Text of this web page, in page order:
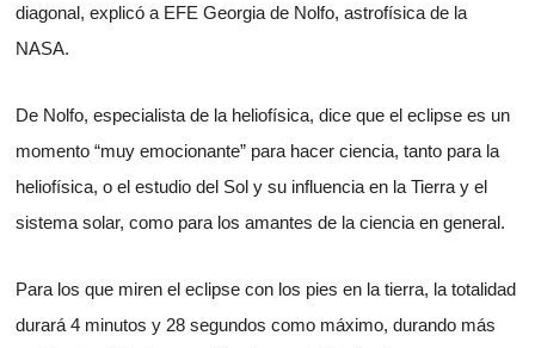
diagonal, explicó a EFE Georgia de Nolfo, astrofísica de la
NASA.
De Nolfo, especialista de la heliofísica, dice que el eclipse es un
momento “muy emocionante” para hacer ciencia, tanto para la
heliofísica, o el estudio del Sol y su influencia en la Tierra y el
sistema solar, como para los amantes de la ciencia en general.
Para los que miren el eclipse con los pies en la tierra, la totalidad
durará 4 minutos y 28 segundos como máximo, durando más